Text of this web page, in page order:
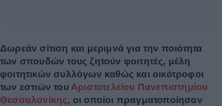
Δωρεάν σίτιση και μεριμνά για την ποιότητα
των σπουδών τους ζητούν φοιτητές, μέλη
φοιτητικών συλλόγων καθώς και οικότροφοι
των εστιών του Αριστοτελείου Πανεπιστημίου
Θεσσαλονίκης, οι οποίοι πραγματοποίησαν